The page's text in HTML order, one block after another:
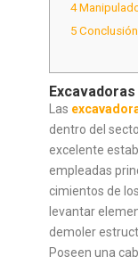
4
5 Conclusión
Excavadoras
Las
dentro del
excelente
empleadas
cimientos de
levantar
demoler
Poseen una